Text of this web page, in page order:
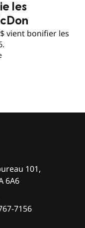
les
vient bonifier les
101,
6A6
7156